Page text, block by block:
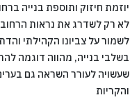
יוזמת חיזוק ותוספת בנייה
לא רק לשדרג את נראות הרחוב
לשמור על צביונו הקהילתי
בשלבי בנייה, מהווה דוגמה
שעשויה לעורר השראה גם
והקריות